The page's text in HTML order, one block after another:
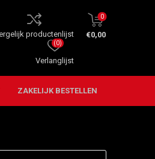
productenlijst
Verlanglijst
(0)
0
€0,00
ZAKELIJK BESTELLEN